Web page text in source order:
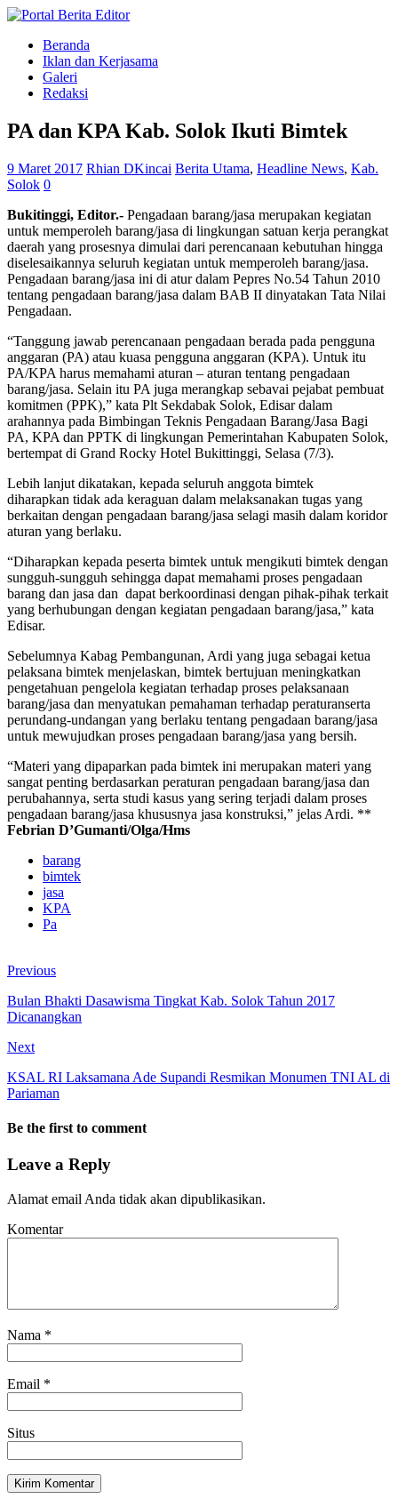
Beranda
Iklan dan Kerjasama
Galeri
Redaksi
PA dan KPA Kab. Solok Ikuti Bimtek
9 Maret 2017 Rhian DKincai Berita Utama, Headline News, Kab.
Solok 0
Bukitinggi, Editor.- Pengadaan barang/jasa merupakan kegiatan
untuk memperoleh barang/jasa di lingkungan satuan kerja perangkat
daerah yang prosesnya dimulai dari perencanaan kebutuhan hingga
diselesaikannya seluruh kegiatan untuk memperoleh barang/jasa.
Pengadaan barang/jasa ini di atur dalam Pepres No.54 Tahun 2010
tentang pengadaan barang/jasa dalam BAB II dinyatakan Tata Nilai
Pengadaan.
“Tanggung jawab perencanaan pengadaan berada pada pengguna
anggaran (PA) atau kuasa pengguna anggaran (KPA). Untuk itu
PA/KPA harus memahami aturan – aturan tentang pengadaan
barang/jasa. Selain itu PA juga merangkap sebavai pejabat pembuat
komitmen (PPK),” kata Plt Sekdabak Solok, Edisar dalam
arahannya pada Bimbingan Teknis Pengadaan Barang/Jasa Bagi
PA, KPA dan PPTK di lingkungan Pemerintahan Kabupaten Solok,
bertempat di Grand Rocky Hotel Bukittinggi, Selasa (7/3).
Lebih lanjut dikatakan, kepada seluruh anggota bimtek
diharapkan tidak ada keraguan dalam melaksanakan tugas yang
berkaitan dengan pengadaan barang/jasa selagi masih dalam koridor
aturan yang berlaku.
“Diharapkan kepada peserta bimtek untuk mengikuti bimtek dengan
sungguh-sungguh sehingga dapat memahami proses pengadaan
barang dan jasa dan dapat berkoordinasi dengan pihak-pihak terkait
yang berhubungan dengan kegiatan pengadaan barang/jasa,” kata
Edisar.
Sebelumnya Kabag Pembangunan, Ardi yang juga sebagai ketua
pelaksana bimtek menjelaskan, bimtek bertujuan meningkatkan
pengetahuan pengelola kegiatan terhadap proses pelaksanaan
barang/jasa dan menyatukan pemahaman terhadap peraturanserta
perundang-undangan yang berlaku tentang pengadaan barang/jasa
untuk mewujudkan proses pengadaan barang/jasa yang bersih.
“Materi yang dipaparkan pada bimtek ini merupakan materi yang
sangat penting berdasarkan peraturan pengadaan barang/jasa dan
perubahannya, serta studi kasus yang sering terjadi dalam proses
pengadaan barang/jasa khususnya jasa konstruksi,” jelas Ardi. **
Febrian D’Gumanti/Olga/Hms
barang
bimtek
jasa
KPA
Pa
Previous
Bulan Bhakti Dasawisma Tingkat Kab. Solok Tahun 2017
Dicanangkan
Next
KSAL RI Laksamana Ade Supandi Resmikan Monumen TNI AL di
Pariaman
Be the first to comment
Leave a Reply
Alamat email Anda tidak akan dipublikasikan.
Komentar
Nama *
Email *
Situs